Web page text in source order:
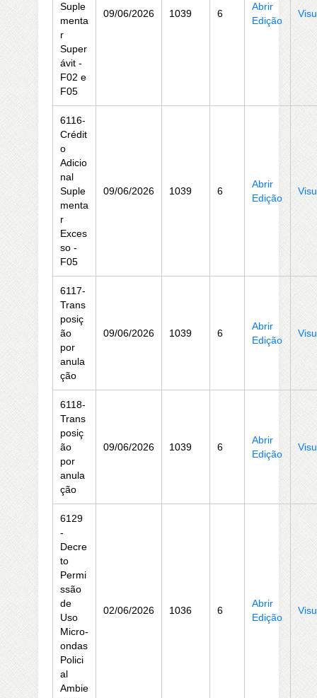
Suple
menta
r
Super
ávit -
F02 e
F05
09/06/2026 1039 6
Abrir
Edição
6116-
Crédit
o
Adicio
nal
Suple
menta
r
Exces
so -
F05
09/06/2026 1039 6
Abrir
Edição
6117-
Trans
posiç
ão
por
anula
ção
09/06/2026 1039 6
Abrir
Edição
6118-
Trans
posiç
ão
por
anula
ção
09/06/2026 1039 6
Abrir
Edição
6129
-
Decre
to
Permi
ssão
de
Uso
Micro-
ondas
Polici
al
Ambie
02/06/2026 1036 6
Abrir
Edição